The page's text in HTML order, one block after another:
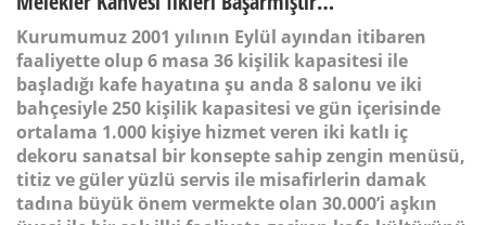
Kurumumuz 2001 yılının Eylül ayından itibaren
faaliyette olup 6 masa 36 kişilik kapasitesi ile
başladığı kafe hayatına şu anda 8 salonu ve iki
bahçesiyle 250 kişilik kapasitesi ve gün içerisinde
ortalama 1.000 kişiye hizmet veren iki katlı iç
dekoru sanatsal bir konsepte sahip zengin menüsü,
titiz ve güler yüzlü servis ile misafirlerin damak
tadına büyük önem vermekte olan 30.000’i aşkın